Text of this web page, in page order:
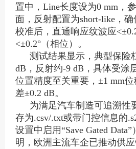
置中，Line长度设为0 mm，
面，反射配置为short-like，
校准后，直通响应纹波应
<±0.2°（相位）。
测试结果显示，典型保险
dB，反射约-9 dB，具体受涂
位置精度至关重要，±1 mm
差±0.2 dB。
为满足汽车制造可追溯性
存为.csv/.txt或带门控信息的
设置中启用“Save Gated
明，欧洲主流车企已推动供